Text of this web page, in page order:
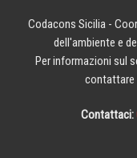
Codacons Sicilia -
dell'ambiente e
Per informazioni sul
contattare
Contattaci: